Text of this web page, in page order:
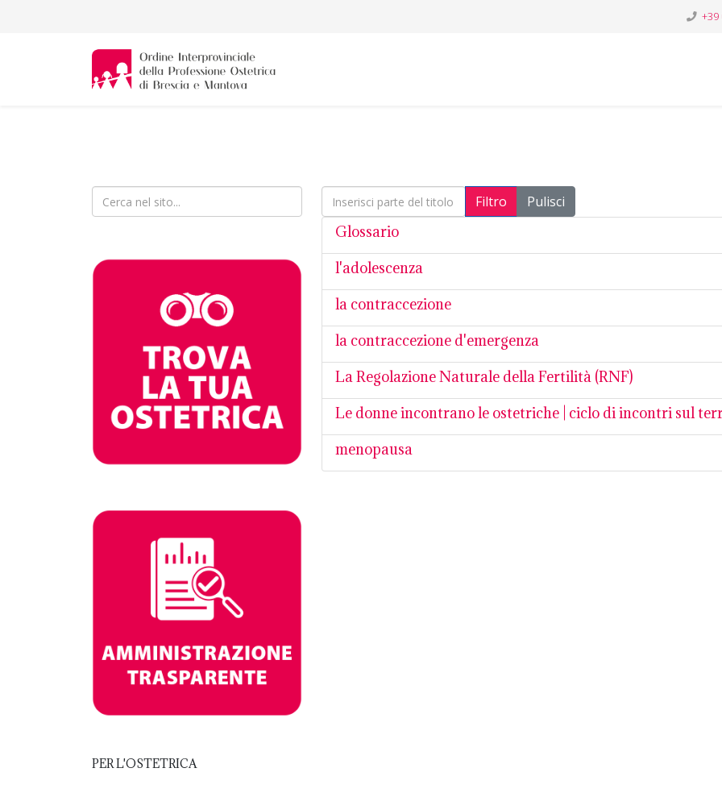
+39
PER L'OSTETRICA
Inserisci parte del titolo Filtro Pulisci
Glossario
l'adolescenza
la contraccezione
la contraccezione d'emergenza
La Regolazione Naturale della Fertilità (RNF)
Le donne incontrano le ostetriche | ciclo di incontri sul
menopausa